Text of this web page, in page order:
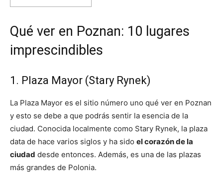
Qué ver en Poznan: 10 lugares
imprescindibles
1. Plaza Mayor (Stary Rynek)
La Plaza Mayor es el sitio número uno qué ver en Poznan
y esto se debe a que podrás sentir la esencia de la
ciudad. Conocida localmente como Stary Rynek, la plaza
data de hace varios siglos y ha sido el corazón de la
ciudad desde entonces. Además, es una de las plazas
más grandes de Polonia.